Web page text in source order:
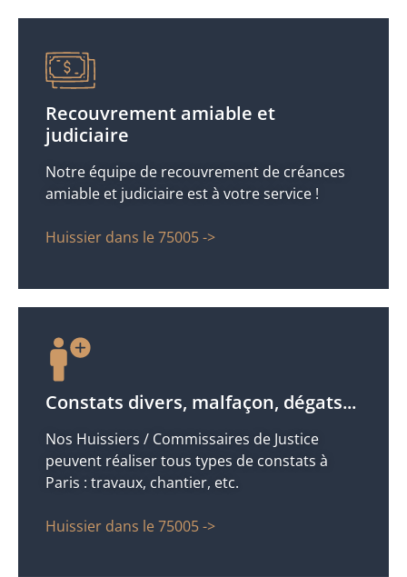
Recouvrement amiable et
judiciaire
Notre équipe de recouvrement de créances
amiable et judiciaire est à votre service !
Huissier dans le 75005 ->
Constats divers, malfaçon, dégats...
Nos Huissiers / Commissaires de Justice
peuvent réaliser tous types de constats à
Paris : travaux, chantier, etc.
Huissier dans le 75005 ->